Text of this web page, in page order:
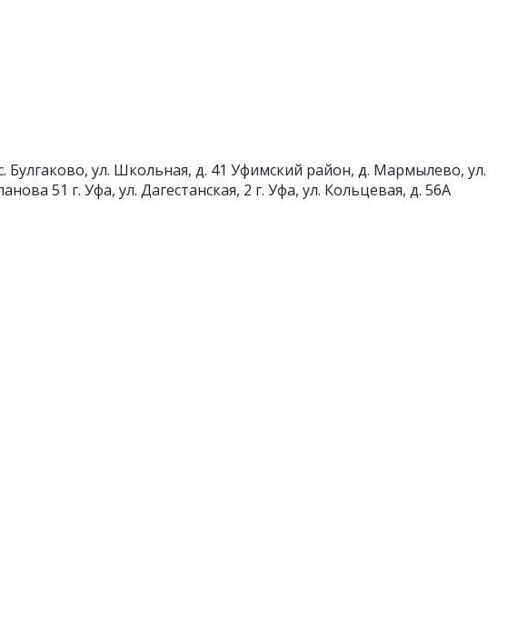
Булгаково, ул. Школьная, д. 41 Уфимский район, д. Мармылево, ул.
51 г. Уфа, ул. Дагестанская, 2 г. Уфа, ул. Кольцевая, д. 56А